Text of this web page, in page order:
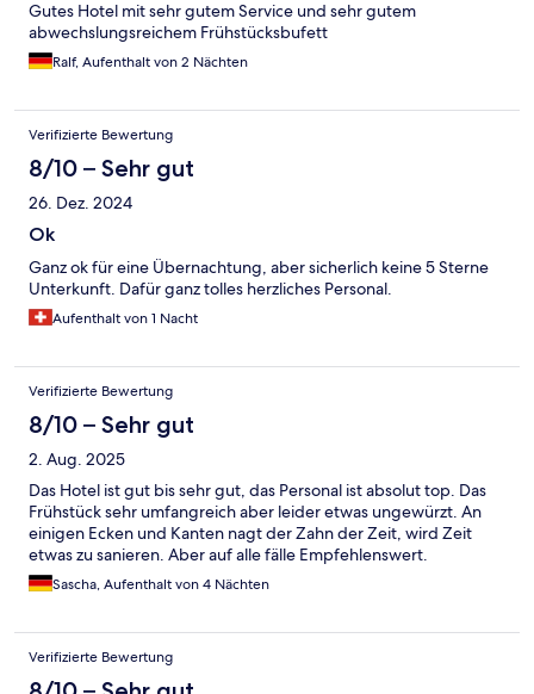
Gutes Hotel mit sehr gutem Service und sehr gutem
abwechslungsreichem Frühstücksbufett
Ralf, Aufenthalt von 2 Nächten
Verifizierte Bewertung
8/10 – Sehr gut
26. Dez. 2024
Ok
Ganz ok für eine Übernachtung, aber sicherlich keine 5 Sterne
Unterkunft. Dafür ganz tolles herzliches Personal.
Aufenthalt von 1 Nacht
Verifizierte Bewertung
8/10 – Sehr gut
2. Aug. 2025
Das Hotel ist gut bis sehr gut, das Personal ist absolut top. Das
Frühstück sehr umfangreich aber leider etwas ungewürzt. An
einigen Ecken und Kanten nagt der Zahn der Zeit, wird Zeit
etwas zu sanieren. Aber auf alle fälle Empfehlenswert.
Sascha, Aufenthalt von 4 Nächten
Verifizierte Bewertung